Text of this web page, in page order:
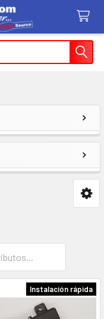
Instalación rápida